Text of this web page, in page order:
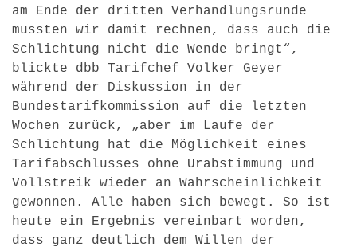
am Ende der dritten Verhandlungsrunde
mussten wir damit rechnen, dass auch die
Schlichtung nicht die Wende bringt“,
blickte dbb Tarifchef Volker Geyer
während der Diskussion in der
Bundestarifkommission auf die letzten
Wochen zurück, „aber im Laufe der
Schlichtung hat die Möglichkeit eines
Tarifabschlusses ohne Urabstimmung und
Vollstreik wieder an Wahrscheinlichkeit
gewonnen. Alle haben sich bewegt. So ist
heute ein Ergebnis vereinbart worden,
dass ganz deutlich dem Willen der